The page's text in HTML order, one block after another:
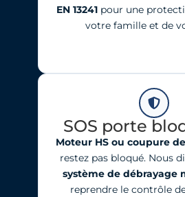
EN 13241pour une
votre famille et de
SOS porte
Moteur HS ou coupure
restez pas bloqué. Nous
système de débrayage
reprendre le contrôle